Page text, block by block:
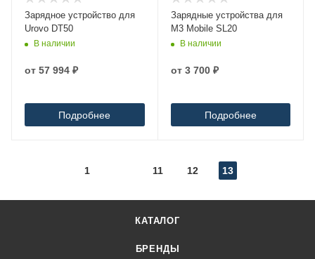
Зарядное устройство для
Urovo DT50
В наличии
от 57 994 ₽
Подробнее
Зарядные устройства для
M3 Mobile SL20
В наличии
от 3 700 ₽
Подробнее
1 11 12 13
КАТАЛОГ
БРЕНДЫ